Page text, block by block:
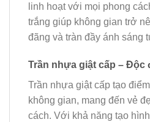
linh hoạt với mọi phong
trắng giúp không gian trở
đãng và tràn đầy ánh sáng
Trần nhựa giật cấp – Độc
Trần nhựa giật cấp tạo
không gian, mang đến vẻ
cách. Với khả năng tạo